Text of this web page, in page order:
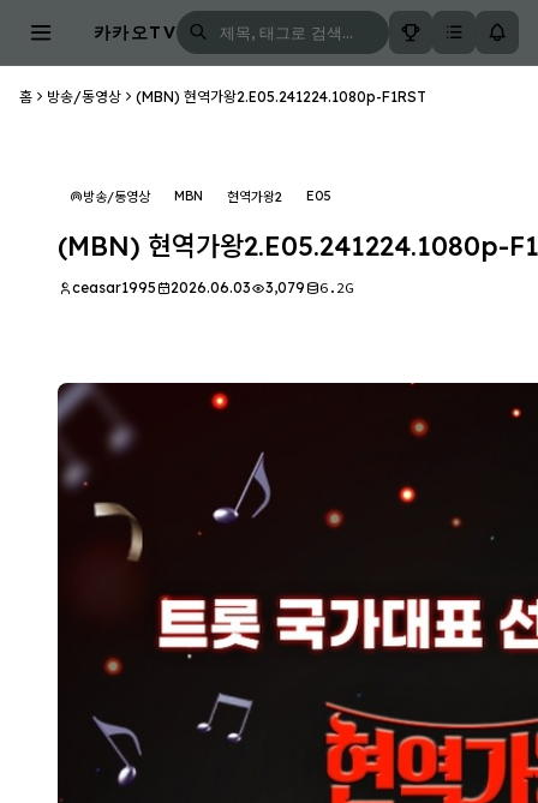
카카오TV
홈 방송/동영상 (MBN) 현역가왕2.E05.241224.1080p-F1RST
방송/동영상 MBN 현역가왕2 E05
(MBN) 현역가왕2.E05.241224.1080p-
ceasar1995 2026.06.03 3,079 6.2G